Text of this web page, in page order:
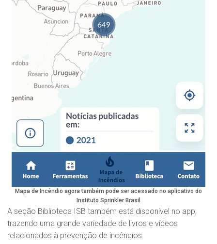
Mapa de Incêndio agora também pode ser acessado no aplicativo do
Instituto Sprinkler Brasil
A seção Biblioteca ISB também está disponível no app,
trazendo uma grande variedade de livros e vídeos
relacionados à prevenção de incêndios.